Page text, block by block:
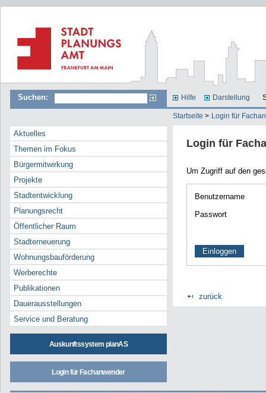
Suchen: Hilfe Darstellung
Startseite > Login für
Aktuelles
Themen im Fokus
Bürgermitwirkung
Projekte
Stadtentwicklung
Planungsrecht
Öffentlicher Raum
Stadterneuerung
Wohnungsbauförderung
Werberechte
Publikationen
Dauerausstellungen
Service und Beratung
Auskunftssystem planAS
Login für Fachanwender
Login für
Um Zugriff auf den
Benutzername
Passwort
zurück